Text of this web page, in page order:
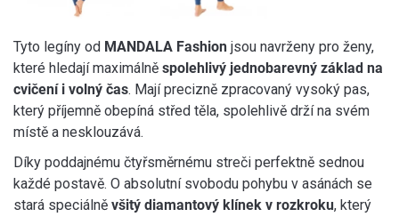
Tyto legíny od MANDALA Fashion jsou navrženy pro ženy,
které hledají maximálně spolehlivý jednobarevný základ na
cvičení i volný čas. Mají precizně zpracovaný vysoký pas,
který příjemně obepíná střed těla, spolehlivě drží na svém
místě a nesklouzává.
Díky poddajnému čtyřsměrnému streči perfektně sednou
každé postavě. O absolutní svobodu pohybu v asánách se
stará speciálně všitý diamantový klínek v rozkroku, který